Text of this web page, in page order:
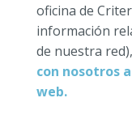
oficina de
información
de nuestra
con nosotros
web.